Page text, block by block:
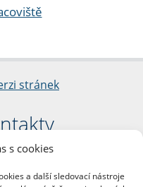
s cookies
a další sledovací nástroje
stránek
1/2